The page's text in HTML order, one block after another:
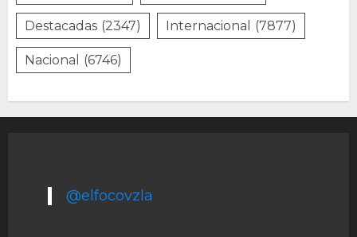
Destacadas (2347) Internacional (7877)
Nacional (6746)
@elfocovzla